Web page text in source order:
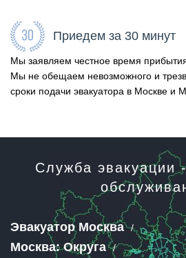
Приедем за 30 минут
Мы заявляем честное время
Мы не обещаем невозможного и
сроки подачи эвакуатора в Москве и
Служба эвакуации
Эвакуатор Москва
Москва: Округа